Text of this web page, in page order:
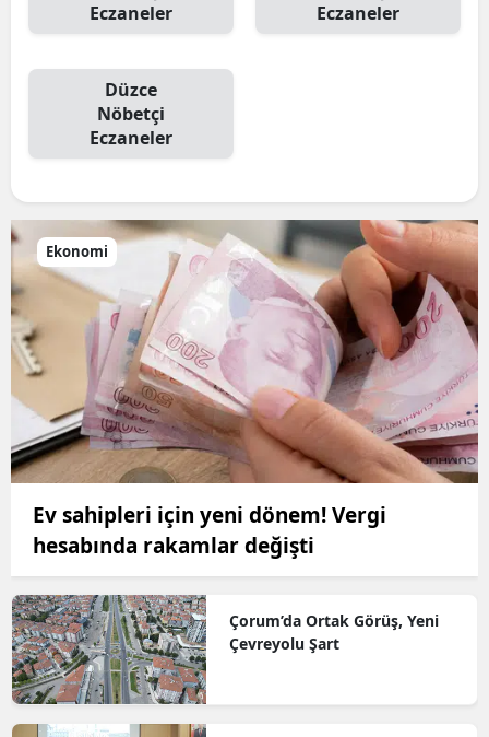
Eczaneler
Eczaneler
Düzce
Nöbetçi
Eczaneler
Ekonomi
Ev sahipleri için yeni dönem! Vergi
hesabında rakamlar değişti
Çorum’da Ortak Görüş, Yeni
Çevreyolu Şart